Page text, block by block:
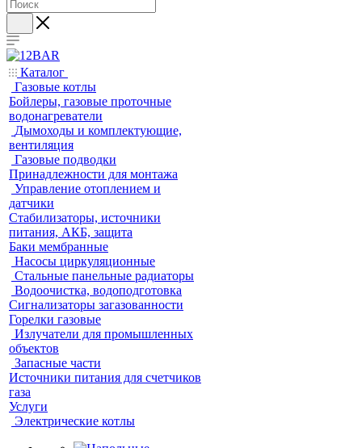
Каталог
Газовые котлы
Бойлеры, газовые проточные
водонагреватели
Дымоходы и комплектующие,
вентиляция
Газовые подводки
Принадлежности для монтажа
Управление отоплением и
датчики
Стабилизаторы, источники
питания, АКБ, защита
Баки мембранные
Насосы циркуляционные
Стальные панельные радиаторы
Водоочистка, водоподготовка
Сигнализаторы загазованности
Горелки газовые
Излучатели для промышленных
объектов
Запасные части
Источники питания для счетчиков
газа
Услуги
Электрические котлы